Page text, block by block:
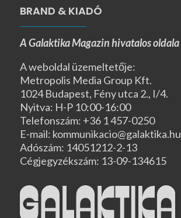
BRAND & KIADÓ
A Galaktika Magazin hivatalos oldala
A weboldal üzemeltetője:
Metropolis Media Group Kft.
1024 Budapest, Fény utca 2., I/4.
Nyitva: H-P 10:00-16:00
Telefonszám: +36 1 457-0250
E-mail: kommunikacio@galaktika.hu
Adószám: 14051212-2-13
Cégjegyzékszám: 13-09-134615